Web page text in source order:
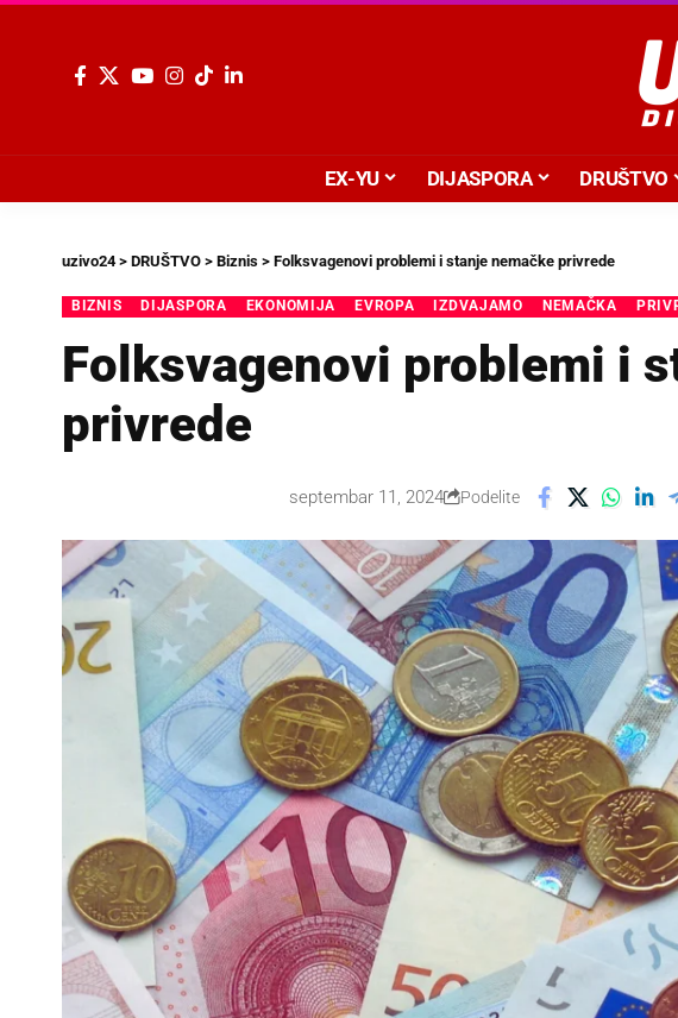
EX-YU DIJASPORA DRUŠTVO
uzivo24> DRUŠTVO > Biznis > Folksvagenovi problemi i stanje nemačke privrede
BIZNIS DIJASPORA EKONOMIJA EVROPA IZDVAJAMO NEMAČKA
Folksvagenovi problemi i
privrede
septembar 11, 2024 Podelite